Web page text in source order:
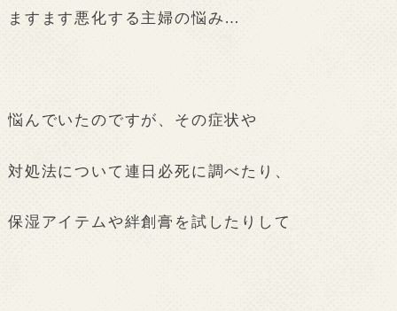
ますます悪化する主婦の悩み…
悩んでいたのですが、その症状や
対処法について連日必死に調べたり、
保湿アイテムや絆創膏を試したりして